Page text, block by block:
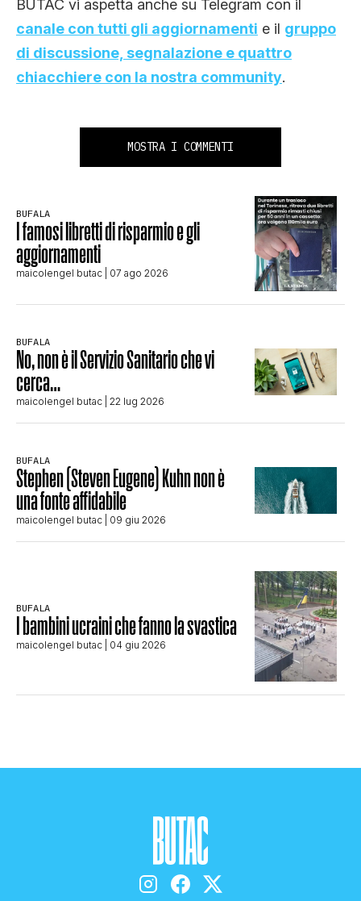
BUTAC vi aspetta anche su Telegram con il
canale con tutti gli aggiornamenti e il gruppo
di discussione, segnalazione e quattro
chiacchiere con la nostra community.
MOSTRA I COMMENTI
BUFALA
I famosi libretti di risparmio e gli
aggiornamenti
maicolengel butac | 07 ago 2026
BUFALA
No, non è il Servizio Sanitario che vi
cerca…
maicolengel butac | 22 lug 2026
BUFALA
Stephen (Steven Eugene) Kuhn non è
una fonte affidabile
maicolengel butac | 09 giu 2026
BUFALA
I bambini ucraini che fanno la svastica
maicolengel butac | 04 giu 2026